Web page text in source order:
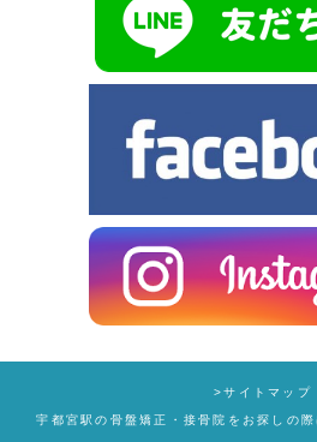
>サイトマップ
宇都宮駅の骨盤矯正・接骨院をお探しの